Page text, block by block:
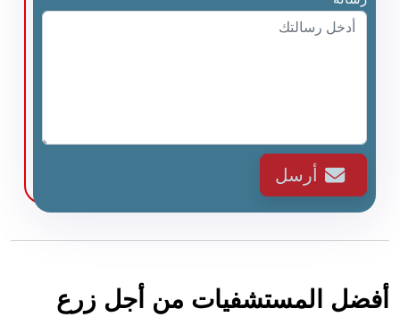
أرسل
أفضل المستشفيات من أجل زرع